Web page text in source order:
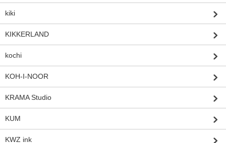
kiki
KIKKERLAND
kochi
KOH-I-NOOR
KRAMA Studio
KUM
KWZ ink